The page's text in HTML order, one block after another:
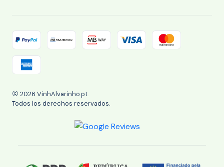
2026 VinhAlvarinho.pt.
Todos los derechos reservados.